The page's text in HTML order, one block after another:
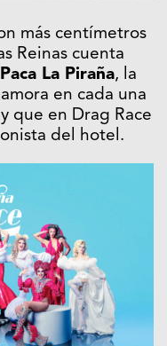
más centímetros
Reinas cuenta
Paca La Piraña, la
en cada una
que en Drag Race
del hotel.